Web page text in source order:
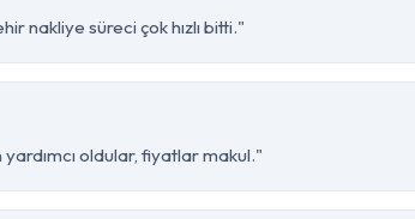
nakliye süreci çok hızlı bitti."
oldular, fiyatlar makul."